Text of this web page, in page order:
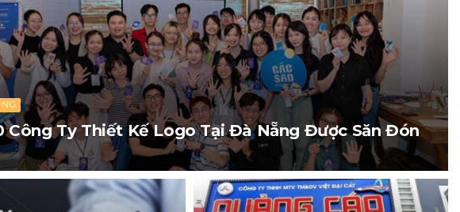
Công Ty Thiết Kế Logo Tại Đà Nẵng Được Săn Đón